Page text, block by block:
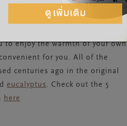
this self-care routine,
to enjoy the warmth of your own
for you. All of the
centuries ago in the original
eucalyptus. Check out the 5
here